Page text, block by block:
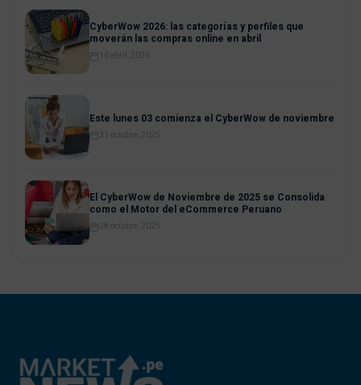
CyberWow 2026: las categorías y perfiles que
moverán las compras online en abril
16 abril, 2026
Este lunes 03 comienza el CyberWow de noviembre
31 octubre, 2025
El CyberWow de Noviembre de 2025 se Consolida
como el Motor del eCommerce Peruano
28 octubre, 2025